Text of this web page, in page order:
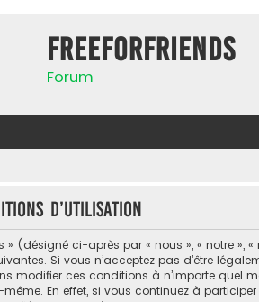
FreeForFriends
Forum
d’utilisation
» (désigné ci-après par « nous », « notre »,
Si vous n’acceptez pas d’être
modifier ces conditions à n’importe
En effet, si vous continuez à